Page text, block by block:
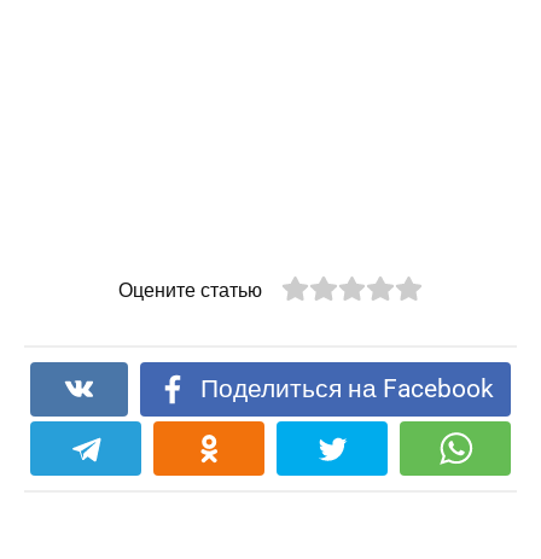
Оцените статью
Поделиться на Facebook